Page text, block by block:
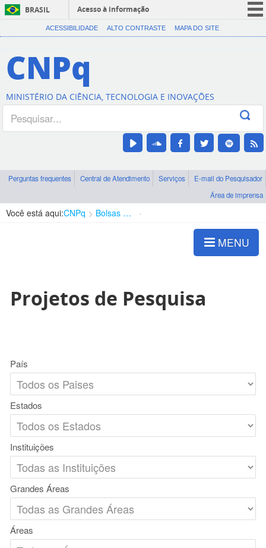
BRASIL
Acesso à informação
CORONAVÍRUS (COVID-19)
Canais
ACESSIBILIDADE ALTO CONTRASTE MAPA DO SITE
CNPq
MINISTÉRIO DA CIÊNCIA, TECNOLOGIA E INOVAÇÕES
Perguntas frequentes Central de Atendimento Serviços
E-mail do Pesquisador
Área de imprensa
Você está aqui:CNPq Bolsas e Auxílios Vigentes
MENU
Projetos de Pesquisa
País
Estados
Instituições
Grandes Áreas
Áreas